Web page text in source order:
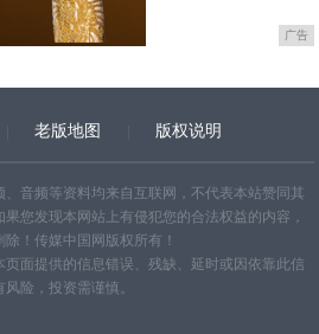
广告
老版地图 版权说明
音频等资料均来自互联网，不代表本站赞同其
您发现本网站上有侵犯您的合法权益的内容，
！传媒中国网版权所有！
面提供的信息错误、残缺、延时或因依靠此信
险，投资需谨慎。